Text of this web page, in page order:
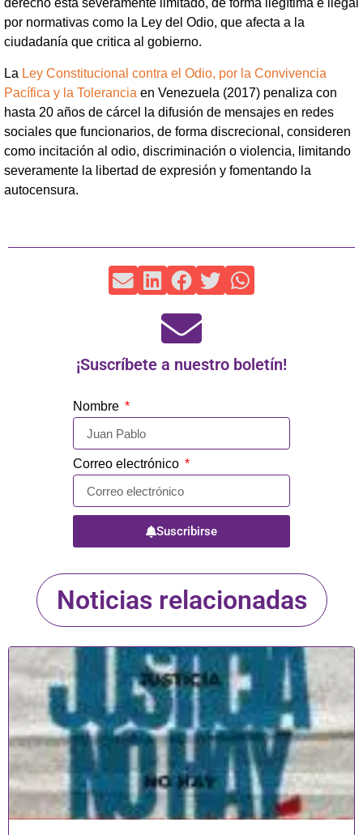
derecho está severamente limitado, de forma ilegítima e ilegal
por normativas como la Ley del Odio, que afecta a la
ciudadanía que critica al gobierno.
La Ley Constitucional contra el Odio, por la Convivencia
Pacífica y la Tolerancia en Venezuela (2017) penaliza con
hasta 20 años de cárcel la difusión de mensajes en redes
sociales que funcionarios, de forma discrecional, consideren
como incitación al odio, discriminación o violencia, limitando
severamente la libertad de expresión y fomentando la
autocensura.
¡Suscríbete a nuestro boletín!
Nombre
Correo electrónico
Suscribirse
Noticias relacionadas